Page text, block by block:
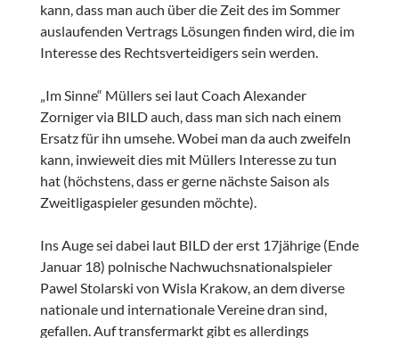
kann, dass man auch über die Zeit des im Sommer
auslaufenden Vertrags Lösungen finden wird, die im
Interesse des Rechtsverteidigers sein werden.
„Im Sinne“ Müllers sei laut Coach Alexander
Zorniger via BILD auch, dass man sich nach einem
Ersatz für ihn umsehe. Wobei man da auch zweifeln
kann, inwieweit dies mit Müllers Interesse zu tun
hat (höchstens, dass er gerne nächste Saison als
Zweitligaspieler gesunden möchte).
Ins Auge sei dabei laut BILD der erst 17jährige (Ende
Januar 18) polnische Nachwuchsnationalspieler
Pawel Stolarski von Wisla Krakow, an dem diverse
nationale und internationale Vereine dran sind,
gefallen. Auf transfermarkt gibt es allerdings